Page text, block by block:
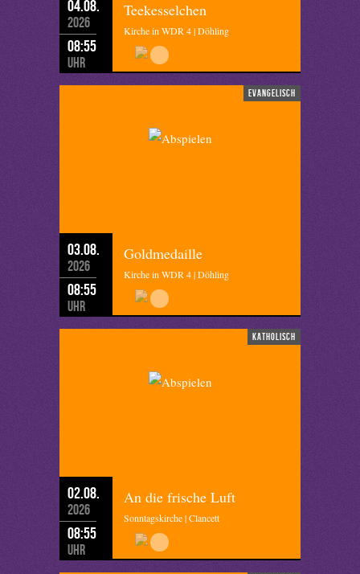
04.08.
2026
08:55
Uhr
Teekesselchen
Kirche in WDR 4 | Döhling
evangelisch
03.08.
2026
08:55
Uhr
Goldmedaille
Kirche in WDR 4 | Döhling
katholisch
02.08.
2026
08:55
Uhr
An die frische Luft
Sonntagskirche | Clancett